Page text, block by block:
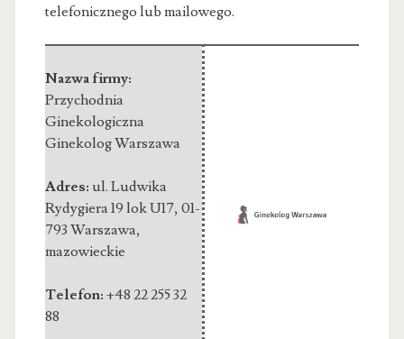
telefonicznego lub mailowego.
Nazwa firmy:
Przychodnia
Ginekologiczna
Ginekolog Warszawa
Adres: ul. Ludwika
Rydygiera 19 lok U17, 01-
793 Warszawa,
mazowieckie
Telefon: +48 22 255 32
88